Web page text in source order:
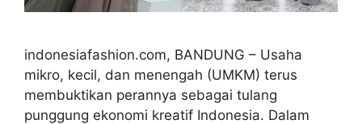
indonesiafashion.com, BANDUNG – Usaha
mikro, kecil, dan menengah (UMKM) terus
membuktikan perannya sebagai tulang
punggung ekonomi kreatif Indonesia. Dalam